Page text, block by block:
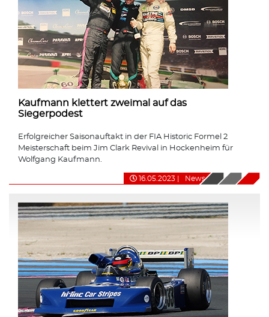
Kaufmann klettert zweimal auf das
Siegerpodest
Erfolgreicher Saisonauftakt in der FIA Historic Formel 2
Meisterschaft beim Jim Clark Revival in Hockenheim für
Wolfgang Kaufmann.
16.05.2023 News